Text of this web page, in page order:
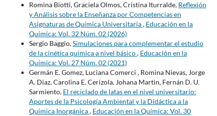
Romina Biotti, Graciela Olmos, Cristina Iturralde, Reflexión
y Análisis sobre la Enseñanza por Competencias en
Asignaturas de Química Universitaria, Educación en la
Química: Vol. 32 Núm. 02 (2026)
Sergio Baggio,Simulaciones para complementar el estudio
de la cinética química a nivel básico, Educación en la
Química: Vol. 27 Núm. 02 (2021)
Germán E. Gomez, Luciana Comerci , Romina Nievas, Jorge
A. Diaz, Carolina E. Cerizola, Johana Martin, Fernán D. U.
Sarmiento, El reciclado de latas en el nivel universitario:
Aportes de la Psicología Ambiental y la Didáctica a la
Química Inorgánica, Educación en la Química: Vol. 30